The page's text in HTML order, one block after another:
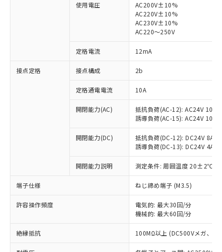
使用電圧
AC200V±10%
AC220V±10%
AC230V±10%
AC220～250V
定格電流 12mA
接点定格 接点構成 2b
定格通電電流 10A
開閉能力(AC)
抵抗負荷(AC-12): AC24V 10A/
誘導負荷(AC-15): AC24V
開閉能力(DC)
抵抗負荷(DC-12): DC24V 8A/
誘導負荷(DC-13): DC24V 4A/
開閉能力説明 測定条件: 周囲温度 20±2℃、
端子仕様 ねじ締め端子 (M3.5)
許容操作頻度
電気的: 最大30回/分
機械的: 最大60回/分
絶縁抵抗 100MΩ以上 (DC500Vメガ、点
以下の条件をお読みいただき、同意のうえ
本サービスは、当社制御機器事業取扱
商品の当社在庫状況および標準価格
(税抜)を提供させていただくもので
本サービスの対象外となる商品もある
ことをご了承ください。
在庫状況および標準価格照会結果は、
記載している更新日時点での社内デー
タに基づき作成されるものであり、閲
覧された時点での実際の在庫および標
対応済み：EU RoHS指令（10物質）の
非含有に対応した製品が提供可能な商品で
対応予定：EU RoHS指令（10物質）の非含
有に対応した製品に切り替える予定のある
対応予定なし：EU RoHS指令（10物質）の
非含有に非対応の商品で、対応品を出す予
調査・確認中：EU RoHS指令（10物質）の
非含有の対応状況を調査中または確認中の
非該当品：ライセンス料など無形物で、有
害物質有無と関係のない商品です。
仕入先様の事情により、非含有部品として
いたものが、含有品と判明した場合などや
むを得ず変更することがあります。
鉛(Pb) 1000ppm以下、 水銀(Hg) 1000ppm以下、 カド
六価クロム(Cr(Ⅵ)) 1000ppm以下、ポリ臭化ビフェニル
※1 中国RoHS○×表
「○」：最大均質材料含有率が中国RoHSの
基準値以下であることを示します。
「×」：最大均質材料含有率が中国RoHSの
基準値を超えていることを示します。
「－」：未確認です。当社販売部門へお問
*中国RoHS10物質の基準値 (GB/T26572)：
Pb(鉛) :1000ppm、 Hg(水銀) : 1000ppm、 Cd(カドミウ
当社は、これら貴社製品のうち、外国
為替および外国貿易法に定める商品
（以下｢規制貨物等」という）を輸出
または国外への提供する場合は、日本
国政府の輸出許可(または役務取引許
可)を取得するなどの必要な手続きを